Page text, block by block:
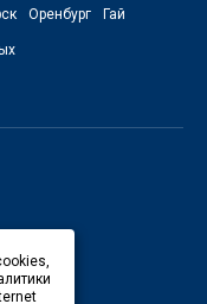
Оренбург Гай